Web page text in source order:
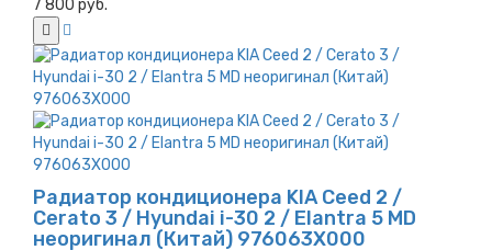
7 800 руб.
Радиатор кондиционера KIA Ceed 2 /
Cerato 3 / Hyundai i-30 2 / Elantra 5 MD
неоригинал (Китай) 976063X000